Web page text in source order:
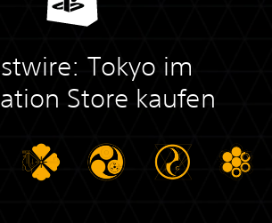
Tokyo im
Store kaufen